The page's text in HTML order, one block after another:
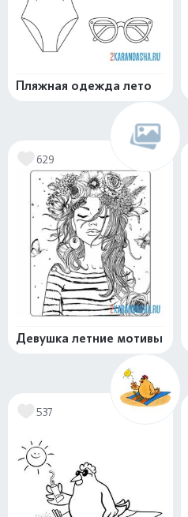
Пляжная одежда лето
629
Девушка летние мотивы
537